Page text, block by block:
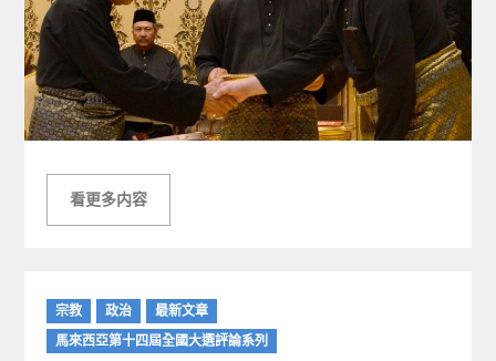
看更多内容
C
a
t
宗教 政治
最新文章
馬來西亞第十四屆全國大選評論系列